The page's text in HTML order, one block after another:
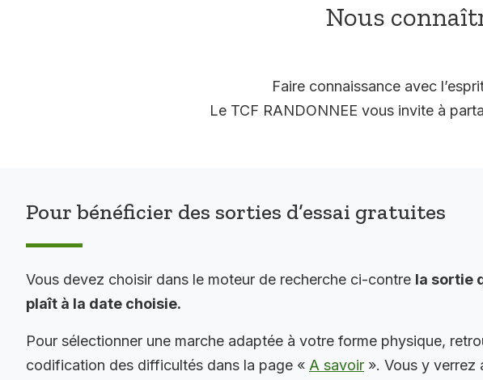
Nous
Faire connaissance avec
Le TCF RANDONNEE vous invite à
Pour bénéficier des sorties d’essai gratuites
Vous devez choisir dans le moteur de recherche ci-contre la sortie
plaît à la date choisie.
Pour sélectionner une marche adaptée à votre forme physique,
codification des difficultés dans la page « A savoir ». Vous y verrez